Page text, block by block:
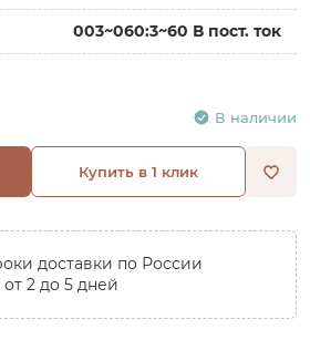
003~060:3~60 В пост. ток
В наличии
Купить в 1 клик
доставки по России
2 до 5 дней